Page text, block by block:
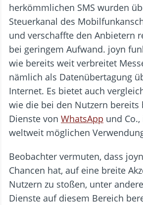
herkömmlichen SMS wurden
Steuerkanal des
und verschaffte den Anbietern
bei geringem Aufwand. joyn
wie bereits weit verbreitet
nämlich als Datenübertagung
Internet. Es bietet auch
wie die bei den Nutzern bereits
Dienste von WhatsApp und
weltweit möglichen
Beobachter vermuten, dass
Chancen hat, auf eine breite
Nutzern zu stoßen, unter
Dienste auf diesem Bereich